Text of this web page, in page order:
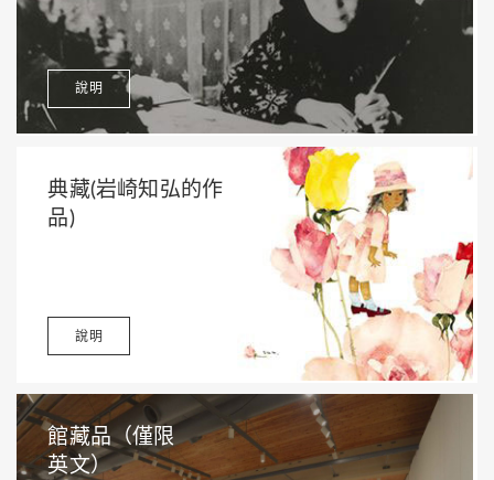
說明
典藏(岩崎知弘的作
品)
說明
館藏品（僅限
英文）